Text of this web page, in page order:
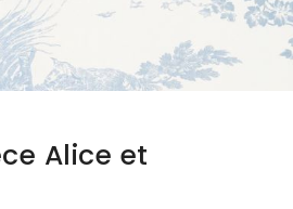
Alice et